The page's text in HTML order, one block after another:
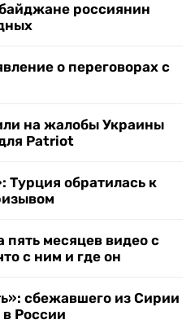
россиянин
о переговорах с
на жалобы Украины
Patriot
Турция обратилась к
пять месяцев видео с
с ним и где он
сбежавшего из Сирии
России